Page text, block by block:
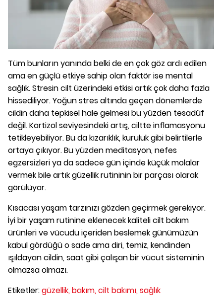
Tüm bunların yanında belki de en çok göz ardı edilen
ama en güçlü etkiye sahip olan faktör ise mental
sağlık. Stresin cilt üzerindeki etkisi artık çok daha fazla
hissediliyor. Yoğun stres altında geçen dönemlerde
cildin daha tepkisel hale gelmesi bu yüzden tesadüf
değil. Kortizol seviyesindeki artış, ciltte inflamasyonu
tetikleyebiliyor. Bu da kızarıklık, kuruluk gibi belirtilerle
ortaya çıkıyor. Bu yüzden meditasyon, nefes
egzersizleri ya da sadece gün içinde küçük molalar
vermek bile artık güzellik rutininin bir parçası olarak
görülüyor.
Kısacası yaşam tarzınızı gözden geçirmek gerekiyor.
İyi bir yaşam rutinine eklenecek kaliteli cilt bakım
ürünleri ve vücudu içeriden beslemek günümüzün
kabul gördüğü o sade ama diri, temiz, kendinden
ışıldayan cildin, saat gibi çalışan bir vücut sisteminin
olmazsa olmazı.
Etiketler:güzellik,bakım,cilt bakımı,sağlık